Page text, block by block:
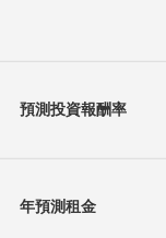
預測投資報酬率
年預測租金